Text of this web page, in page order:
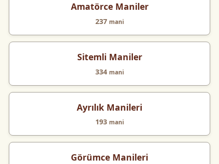
Amatörce Maniler
237 mani
Sitemli Maniler
334 mani
Ayrılık Manileri
193 mani
Görümce Manileri